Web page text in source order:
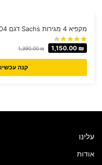
מקפיא 4 מגירות Sachs דגם EFR-204
1,390.00₪ 1,150.00 ₪
קנה עכשיו
עלינו
אודות